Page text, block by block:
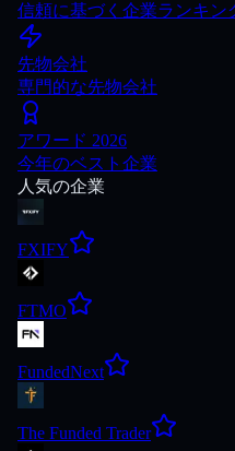
信頼に基づく企業ランキン
先物会社
専門的な先物会社
アワード 2026
今年のベスト企業
人気の企業
FXIFY
FTMO
FundedNext
The Funded Trader